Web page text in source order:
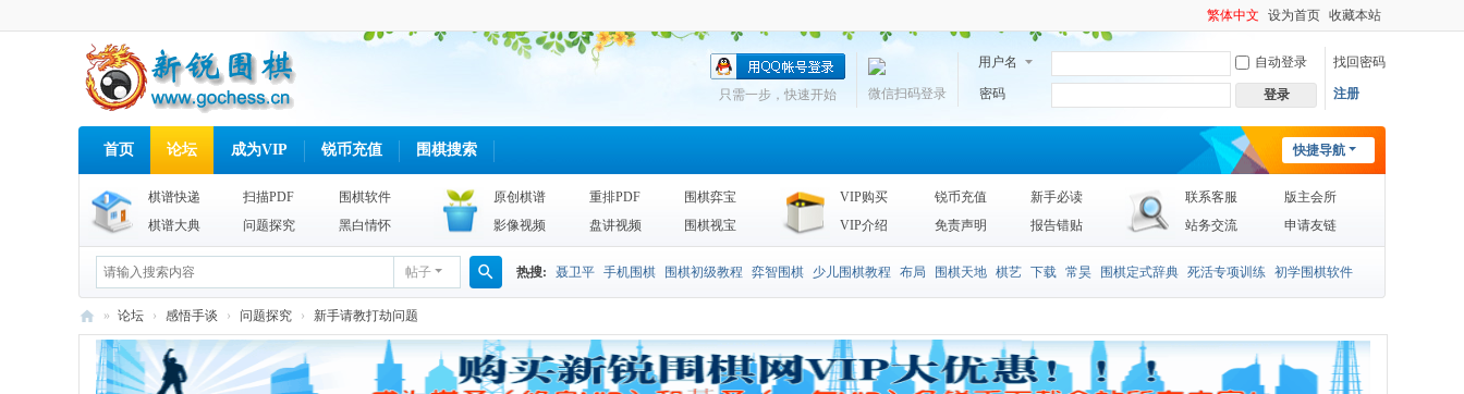
繁体中文 设为首页 收藏本站
用户名 自动登录 找回密码
密码 登录 注册
微信扫码登录
只需一步，快速开始
快捷导航
首页 论坛 成为VIP 锐币充值 围棋搜索
棋谱快递 扫描PDF
围棋软件
棋谱大典
问题探究 黑白情怀
原创棋谱 重排PDF
围棋弈宝
影像视频
盘讲视频 围棋视宝
VIP购买 锐币充值
新手必读
VIP介绍
免责声明 报告错贴
联系客服
版主会所
站务交流
申请友链
帖子
搜
索
热搜: 聂卫平 手机围棋 围棋初级教程 弈智围棋 少儿围棋教程 布局 围棋天地 棋艺 下载 常昊 围棋定式辞典 死活专项训练 初学围棋软件
» 论坛 › 感悟手谈 › 问题探究 › 新手请教打劫问题